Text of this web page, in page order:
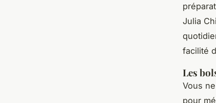
Julia
facilité
Les
Vous
pour